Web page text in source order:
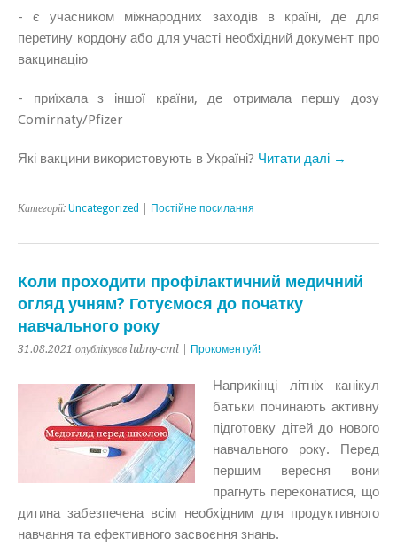
- є учасником міжнародних заходів в країні, де для
перетину кордону або для участі необхідний документ про
вакцинацію
- приїхала з іншої країни, де отримала першу дозу
Comirnaty/Pfizer
Які вакцини використовують в Україні? Читати далі →
Категорії: Uncategorized Постійне посилання
Коли проходити профілактичний медичний
огляд учням? Готуємося до початку
навчального року
31.08.2021 опублікував lubny-cml | Прокоментуй!
Наприкінці літніх канікул
батьки починають активну
підготовку дітей до нового
навчального року. Перед
першим вересня вони
прагнуть переконатися, що
дитина забезпечена всім необхідним для продуктивного
навчання та ефективного засвоєння знань.